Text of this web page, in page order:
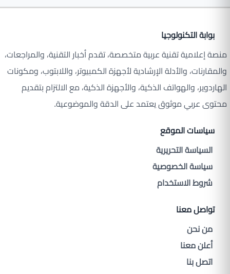
بوابة التكنولوجيا
منصة إعلامية تقنية عربية متخصصة، تقدم أخبار التقنية، والمراجعات،
والمقارنات، والأدلة الإرشادية لأجهزة الكمبيوتر، واللابتوب، ومكونات
الهاردوير، والهواتف الذكية، والأجهزة الذكية، مع الالتزام بتقديم
محتوى عربي موثوق يعتمد على الدقة والموضوعية.
سياسات الموقع
السياسة التحريرية
سياسة الخصوصية
شروط الاستخدام
تواصل معنا
من نحن
أعلن معنا
اتصل بنا